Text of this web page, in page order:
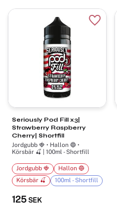
Seriously Pod Fill x3|
Strawberry Raspberry
Cherry| Shortfill
Jordgubb 🍓 • Hallon 🔵 •
Körsbär 🍒 | 100ml - Shortfill
125 SEK
Jordgubb 🍓
Hallon 🔵
Körsbär 🍒
100ml - Shortfill
Lägg